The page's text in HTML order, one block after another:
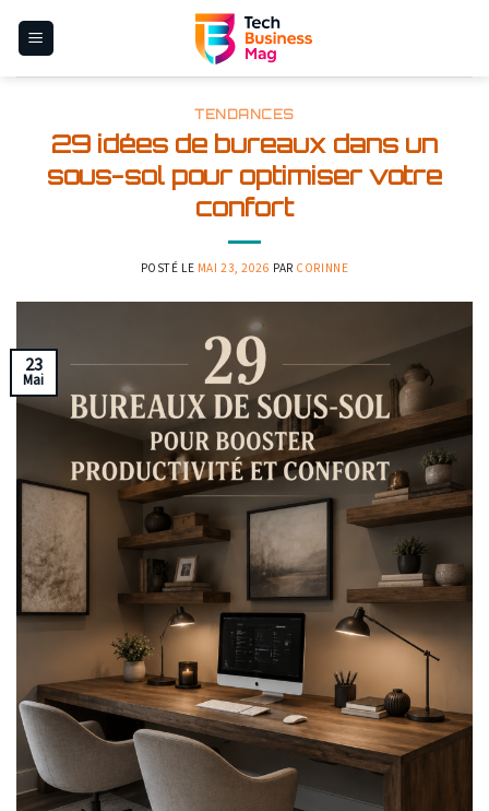
TENDANCES
29 idées de bureaux dans un
sous-sol pour optimiser votre
confort
POSTÉ LE MAI 23, 2026 PAR CORINNE
23
Mai